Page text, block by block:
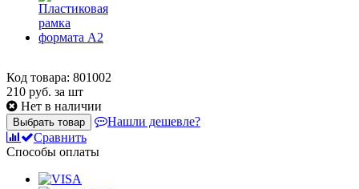
Код товара: 801002
210 руб. за шт
Нет в наличии
Выбрать товар
Нашли дешевле?
Сравнить
Способы оплаты